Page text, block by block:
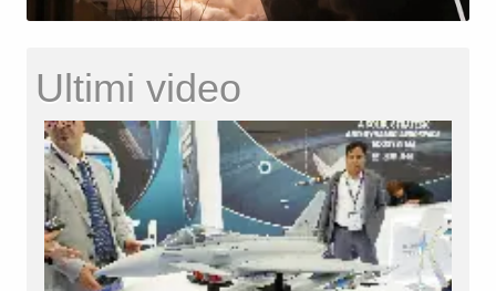
Ultimi video